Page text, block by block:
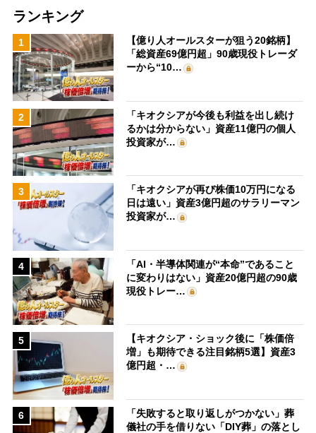
ランキング
1
【億り人オールスターが狙う20銘柄】
「総資産69億円超」90歳現役トレーダ
ーから“10…
2
「キオクシアが今後も利益を出し続け
るかは分からない」資産11億円の個人
投資家が…
3
「キオクシアが再び株価10万円になる
日は遠い」資産3億円超のサラリーマン
投資家が…
4
「AI・半導体関連が“本命”であること
に変わりはない」資産20億円超の90歳
現役トレー…
5
【キオクシア・ショック後に「株価倍
増」も期待できる注目銘柄5選】資産3
億円超・…
6
「失敗すると取り返しがつかない」葬
儀社の手を借りない「DIY葬」の落とし